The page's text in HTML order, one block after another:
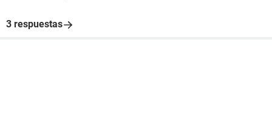
3 respuestas